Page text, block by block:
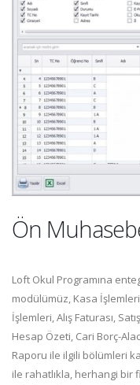
Ön
Loft Okul Programına
modülümüz, Kasa
İşlemleri, Alış Faturası,
Hesap Özeti, Cari Borç-
Raporu ile ilgili bölümleri
ile rahatlıkla, herhangi bir